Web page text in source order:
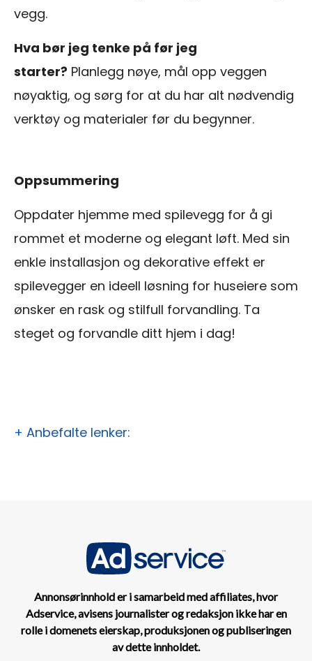
vegg.
Hva bør jeg tenke på før jeg
starter? Planlegg nøye, mål opp veggen
nøyaktig, og sørg for at du har alt nødvendig
verktøy og materialer før du begynner.
Oppsummering
Oppdater hjemme med spilevegg for å gi
rommet et moderne og elegant løft. Med sin
enkle installasjon og dekorative effekt er
spilevegger en ideell løsning for huseiere som
ønsker en rask og stilfull forvandling. Ta
steget og forvandle ditt hjem i dag!
+ Anbefalte lenker:
Annonsørinnhold er i samarbeid med affiliates, hvor
Adservice, avisens journalister og redaksjon ikke har en
rolle i domenets eierskap, produksjonen og publiseringen
av dette innholdet.